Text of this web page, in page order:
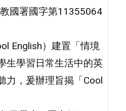
國署國字第11355064
English）建置「情境
生學習日常生活中的英
力，爰辦理旨揭「Cool